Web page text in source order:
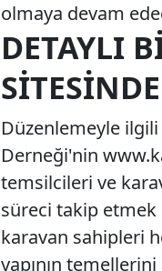
olmaya devam
DETAYLI
Düzenlemeyle ilgili
Derneği'nin
temsilcileri ve
süreci takip etmek
karavan sahipleri
yapının temellerini